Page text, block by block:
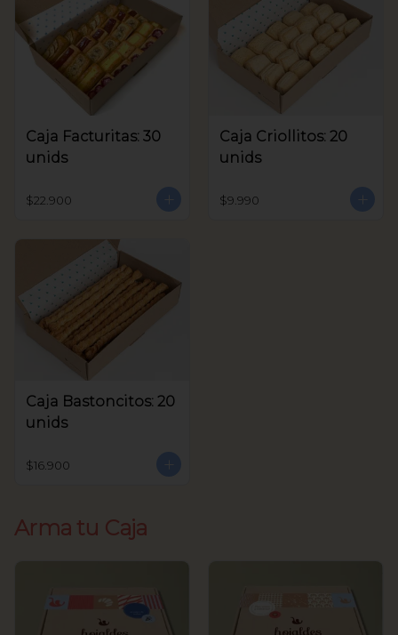
Caja Facturitas: 30
unids
$22.900
Caja Criollitos: 20
unids
$9.990
Caja Bastoncitos: 20
unids
$16.900
Arma tu Caja